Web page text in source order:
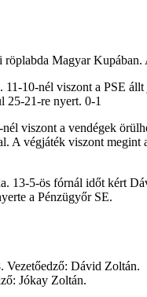
Magyar Kupában.
10-nél viszont a PSE
25-21-re nyert. 0-1
viszont a vendégek
végjáték viszont megint
13-5-ös fórnál időt kért
a Pénzügyőr SE.
Dávid Zoltán.
Jókay Zoltán.